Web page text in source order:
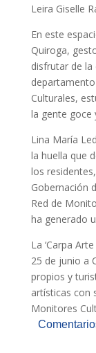
Leira Giselle
En este
Quiroga,
disfrutar de la
Culturales,
la gente goce
Lina María
la huella que
los
Gobernación
Red de
ha generado
La ‘Carpa
25 de junio a
propios y
artísticas con
Monitores